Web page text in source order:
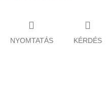
NYOMTATÁS KÉRDÉS